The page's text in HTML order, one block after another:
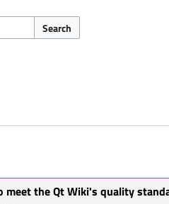
Search
meet the Qt Wiki's quality